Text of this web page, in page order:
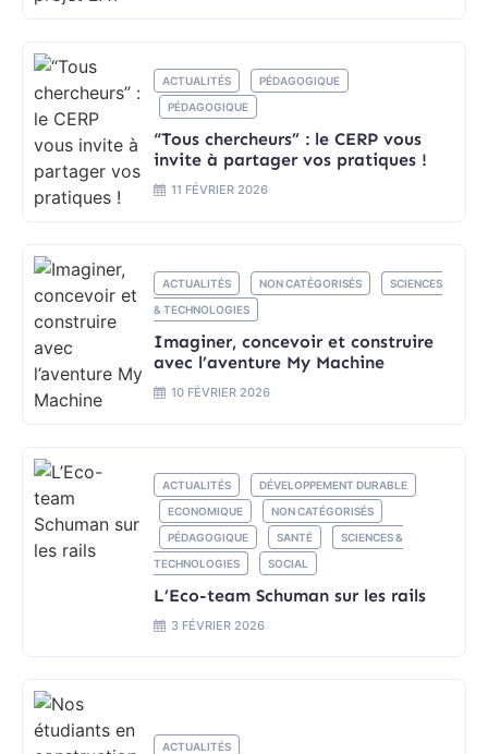
ACTUALITÉS
PÉDAGOGIQUE
PÉDAGOGIQUE
“Tous chercheurs” : le CERP vous
invite à partager vos pratiques !
11 FÉVRIER 2026
ACTUALITÉS NON CATÉGORISÉS
SCIENCES
& TECHNOLOGIES
Imaginer, concevoir et construire
avec l’aventure My Machine
10 FÉVRIER 2026
ACTUALITÉS
DÉVELOPPEMENT DURABLE
ECONOMIQUE
NON CATÉGORISÉS
PÉDAGOGIQUE
SANTÉ
SCIENCES &
TECHNOLOGIES
SOCIAL
L’Eco-team Schuman sur les rails
3 FÉVRIER 2026
ACTUALITÉS